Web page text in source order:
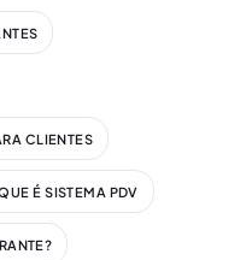
CLIENTES
É SISTEMA PDV